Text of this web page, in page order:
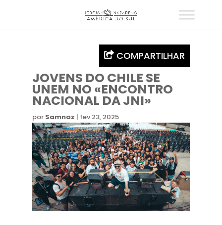
COMPARTILHAR
JOVENS DO CHILE SE
UNEM NO «ENCONTRO
NACIONAL DA JNI»
por Samnaz | fev 23, 2025